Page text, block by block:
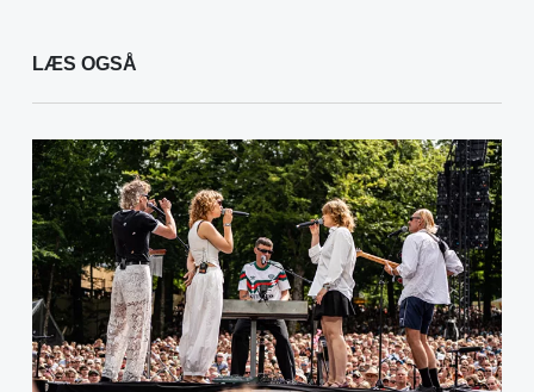
LÆS OGSÅ